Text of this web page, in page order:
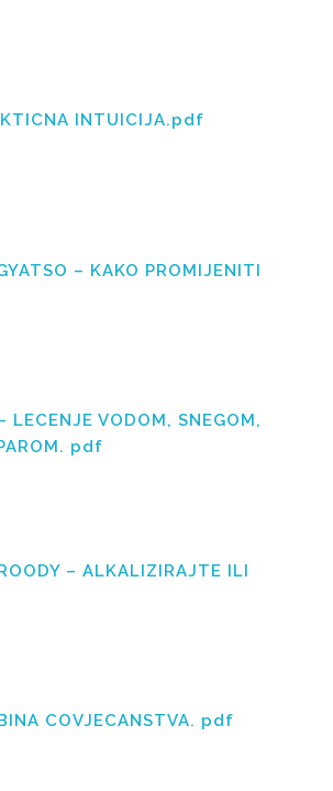
INTUICIJA.pdf
– KAKO PROMIJENITI
LECENJE VODOM, SNEGOM,
pdf
– ALKALIZIRAJTE ILI
COVJECANSTVA. pdf